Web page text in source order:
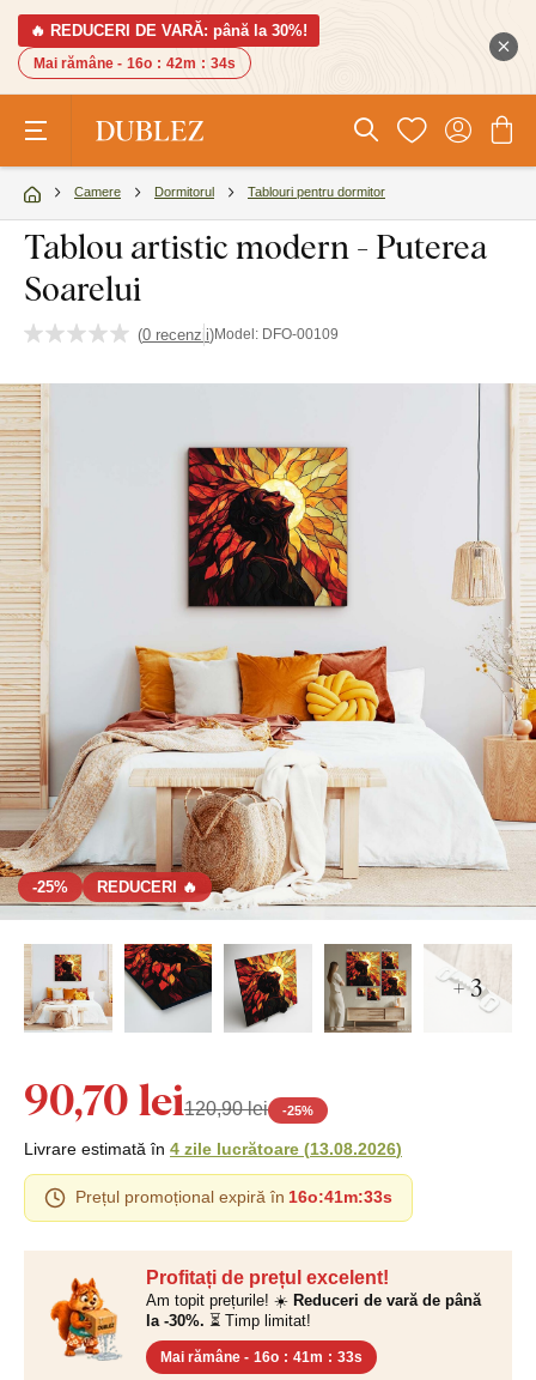
🔥 REDUCERI DE VARĂ: până la 30%!
Mai rămâne - 16o : 42m : 33s
Camere Dormitorul Tablouri pentru dormitor
Tablou artistic modern - Puterea
Soarelui
(0 recenzii)Model: DFO-00109
-25% REDUCERI 🔥
+ 3
Profitați de prețul excelent!
Am topit prețurile! ☀️ Reduceri de vară de până
la -30%. ⏳ Timp limitat!
Mai rămâne - 16o : 41m : 33s
90,70 lei120,90 lei -25%
Livrare estimată în 4 zile lucrătoare (13.08.2026)
Prețul promoțional expiră în 16o:41m:33s